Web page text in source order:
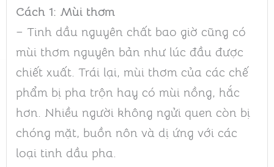
Cách 1: Mùi thơm
– Tinh dầu nguyên chất bao giờ cũng có
mùi thơm nguyên bản như lúc đầu được
chiết xuất. Trái lại, mùi thơm của các chế
phẩm bị pha trộn hay có mùi nồng, hắc
hơn. Nhiều người không ngửi quen còn bị
chóng mặt, buồn nôn và dị ứng với các
loại tinh dầu pha.